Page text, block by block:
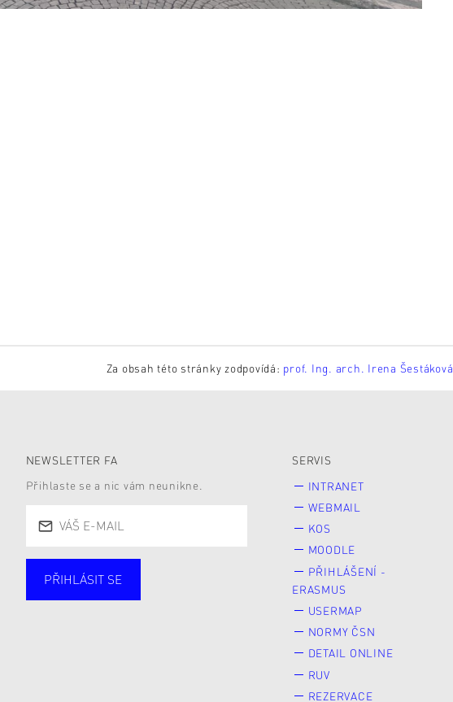
Za obsah této stránky zodpovídá: prof. Ing. arch. Irena Šestáková
NEWSLETTER FA
Přihlaste se a nic vám neunikne.
PŘIHLÁSIT SE
SERVIS
INTRANET
WEBMAIL
KOS
MOODLE
PŘIHLÁŠENÍ -
ERASMUS
USERMAP
NORMY ČSN
DETAIL ONLINE
RUV
REZERVACE